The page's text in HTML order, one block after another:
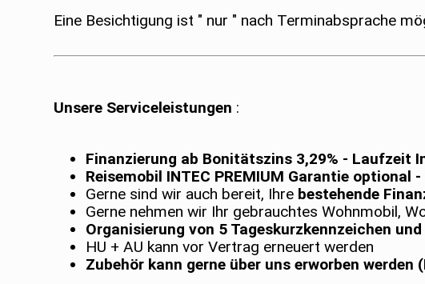
Eine Besichtigung ist " nur " nach Terminabsprache
Unsere Serviceleistungen :
Finanzierung ab Bonitätszins 3,29% - Laufzeit
Reisemobil INTEC PREMIUM Garantie optional
Gerne sind wir auch bereit, Ihre bestehende
Gerne nehmen wir Ihr gebrauchtes Wohnmobil,
Organisierung von 5 Tageskurzkennzeichen
HU + AU kann vor Vertrag erneuert werden
Zubehör kann gerne über uns erworben werden